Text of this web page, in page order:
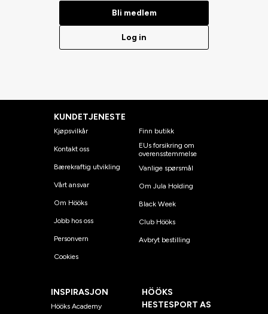
Bli medlem
Log in
KUNDETJENESTE
Kjøpsvilkår
Kontakt oss
Bærekraftig utvikling
Vårt ansvar
Om Hööks
Jobb hos oss
Personvern
Cookies
Finn butikk
EUs forsikring om
overensstemmelse
Vanlige spørsmål
Om Jula Holding
Black Week
Club Hööks
Avbryt bestilling
INSPIRASJON
Hööks Academy
HÖÖKS
HESTESPORT AS